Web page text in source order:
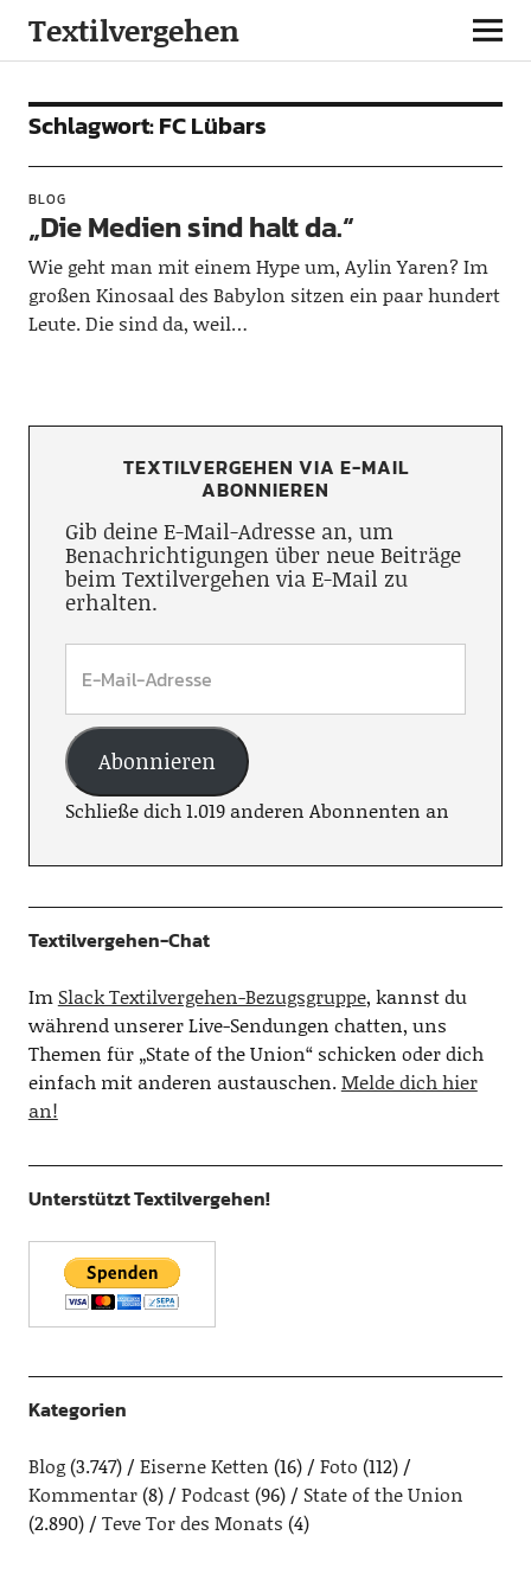
Textilvergehen
Schlagwort:FC Lübars
BLOG
„Die Medien sind halt da.“
Wie geht man mit einem Hype um, Aylin Yaren? Im
großen Kinosaal des Babylon sitzen ein paar hundert
Leute. Die sind da, weil…
TEXTILVERGEHEN VIA E-MAIL
ABONNIEREN
Gib deine E-Mail-Adresse an, um
Benachrichtigungen über neue Beiträge
beim Textilvergehen via E-Mail zu
erhalten.
Abonnieren
Schließe dich 1.019 anderen Abonnenten an
Textilvergehen-Chat
Im Slack Textilvergehen-Bezugsgruppe, kannst du
während unserer Live-Sendungen chatten, uns
Themen für „State of the Union“ schicken oder dich
einfach mit anderen austauschen.Melde dich hier
an!
Unterstützt Textilvergehen!
Kategorien
Blog(3.747) Eiserne Ketten (16) Foto (112)
Kommentar(8) Podcast(96)
State of the Union
(2.890)
Teve Tor des Monats (4)